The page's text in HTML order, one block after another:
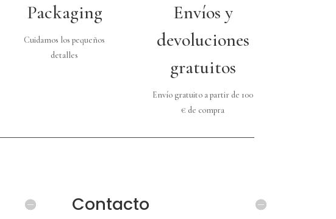
Packaging
Cuidamos los pequeños
detalles
Envíos y
devoluciones
gratuitos
Envío gratuito a partir de 100
€ de compra
Contacto